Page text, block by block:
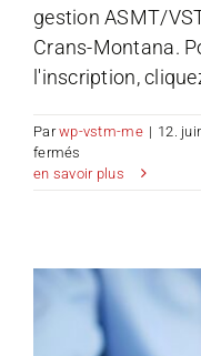
gestion ASMT/
Crans-Montana.
l'inscription,
Parwp-vstm-me | 12.
fermés
Séminaire
de
inscrivez-
vous
maintenant
en savoir plus